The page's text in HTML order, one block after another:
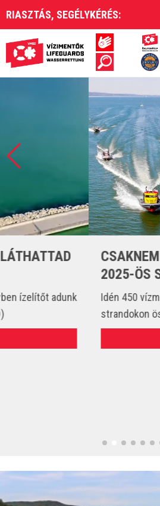
RIASZTÁS, SEGÉLYKÉRÉS:
CSAKNEM 4000 ESETET
2025-ÖS
Idén 450 vízmentő kollégánk állt
strandokon összesen 3702